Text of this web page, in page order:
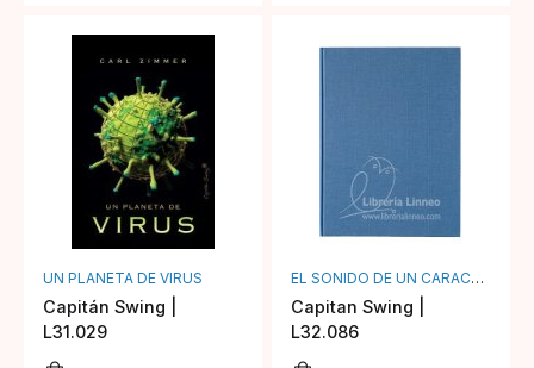
UN PLANETA DE VIRUS
Capitán Swing |
L31.029
EL SONIDO DE UN CARACOL SALVAJE AL COMER
Capitan Swing |
L32.086